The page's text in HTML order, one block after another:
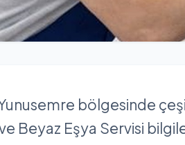
bölgesinde
Beyaz Eşya Servisi